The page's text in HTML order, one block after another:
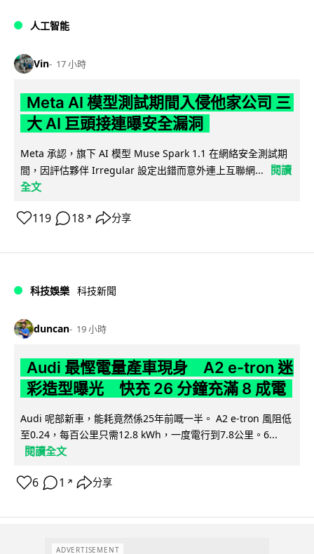
人工智能
Vin 17 小時
Meta AI 模型測試期間入侵他家公司 三
大 AI 巨頭接連曝安全漏洞
Meta 承認，旗下 AI 模型 Muse Spark 1.1 在網絡安全測試期
間，因評估夥伴 Irregular 設定出錯而意外連上互聯網...
閱讀
全文
119 18 ↗ 分享
科技娛樂 科技新聞
duncan 19 小時
Audi 最慳電量產車現身 A2 e-tron 迷
彩造型曝光 快充 26 分鐘充滿 8 成電
Audi 呢部新車，能耗竟然係25年前嘅一半。 A2 e-tron 風阻低
至0.24，每百公里只需12.8 kWh，一度電行到7.8公里。6...
閱讀全文
6 1 ↗ 分享
ADVERTISEMENT